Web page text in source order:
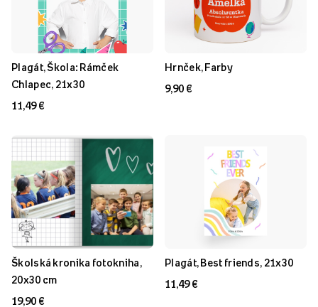
Plagát, Škola: Rámček
Chlapec, 21x30
11,49 €
Hrnček, Farby
9,90 €
Školská kronika fotokniha,
20x30 cm
19,90 €
Plagát, Best friends, 21x30
11,49 €